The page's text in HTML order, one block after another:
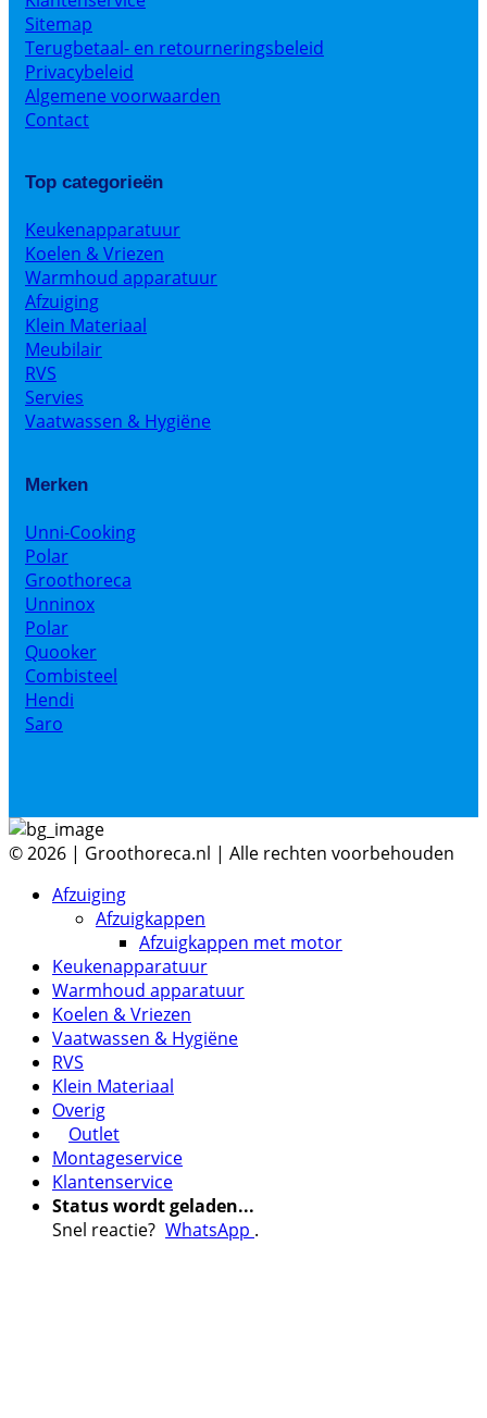
Sitemap
Terugbetaal- en retourneringsbeleid
Privacybeleid
Algemene voorwaarden
Contact
Top categorieën
Keukenapparatuur
Koelen & Vriezen
Warmhoud apparatuur
Afzuiging
Klein Materiaal
Meubilair
RVS
Servies
Vaatwassen & Hygiëne
Merken
Unni-Cooking
Polar
Groothoreca
Unninox
Polar
Quooker
Combisteel
Hendi
Saro
© 2026 | Groothoreca.nl | Alle rechten voorbehouden
Afzuiging
Afzuigkappen
Afzuigkappen met motor
Keukenapparatuur
Warmhoud apparatuur
Koelen & Vriezen
Vaatwassen & Hygiëne
RVS
Klein Materiaal
Overig
Outlet
Montageservice
Klantenservice
Status wordt geladen...
Snel reactie? WhatsApp .